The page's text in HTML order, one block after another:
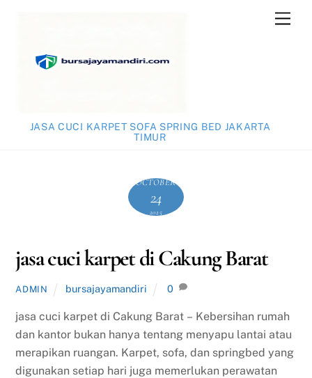
JASA CUCI KARPET SOFA SPRING BED JAKARTA
TIMUR
OCTOBER
24
2025
jasa cuci karpet di Cakung Barat
ADMIN bursajayamandiri 0
jasa cuci karpet di Cakung Barat – Kebersihan rumah
dan kantor bukan hanya tentang menyapu lantai atau
merapikan ruangan. Karpet, sofa, dan springbed yang
digunakan setiap hari juga memerlukan perawatan